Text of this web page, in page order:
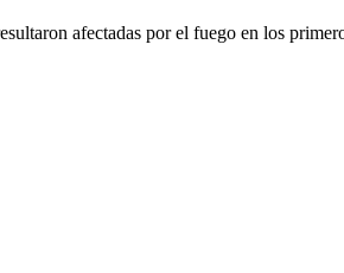
afectadas por el fuego en los